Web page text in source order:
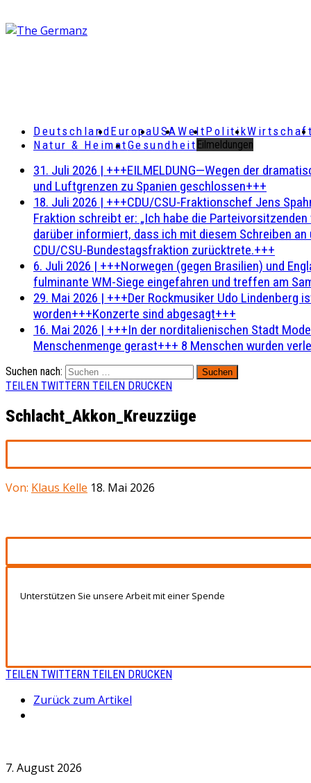
DeutschlandEuropaUSAWeltPolitikWirtschaft
Natur & HeimatGesundheit Eilmeldungen
31. Juli 2026 | +++EILMELDUNG—Wegen der
und Luftgrenzen zu Spanien geschlossen+++
18. Juli 2026 | +++CDU/CSU-Fraktionschef Jens
Fraktion schreibt er: „Ich habe die
darüber informiert, dass ich mit diesem Schreiben
CDU/CSU-Bundestagsfraktion zurücktrete.+++
6. Juli 2026 | +++Norwegen (gegen Brasilien) und
fulminante WM-Siege eingefahren und treffen am
29. Mai 2026 | +++Der Rockmusiker Udo Lindenberg
worden+++Konzerte sind abgesagt+++
16. Mai 2026 | +++In der norditalienischen Stadt
Menschenmenge gerast+++ 8 Menschen wurden
Suchen nach:
TEILEN TWITTERN TEILEN DRUCKEN
Schlacht_Akkon_Kreuzzüge
Von: Klaus Kelle 18. Mai 2026
Unterstützen Sie unsere Arbeit mit einer Spende
TEILEN TWITTERN TEILEN DRUCKEN
Zurück zum Artikel
7. August 2026